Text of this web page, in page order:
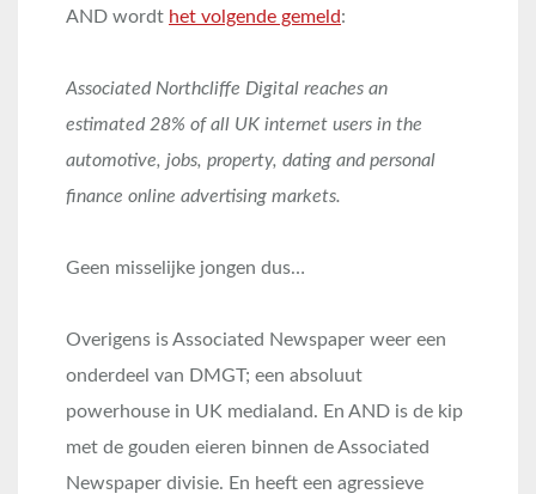
AND wordt het volgende gemeld:
Associated Northcliffe Digital reaches an
estimated 28% of all UK internet users in the
automotive, jobs, property, dating and personal
finance online advertising markets.
Geen misselijke jongen dus…
Overigens is Associated Newspaper weer een
onderdeel van DMGT; een absoluut
powerhouse in UK medialand. En AND is de kip
met de gouden eieren binnen de Associated
Newspaper divisie. En heeft een agressieve